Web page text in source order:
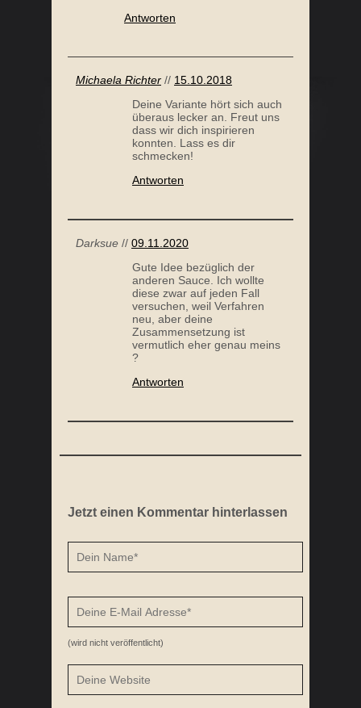
Antworten
Michaela Richter // 15.10.2018
Deine Variante hört sich auch
überaus lecker an. Freut uns
dass wir dich inspirieren
konnten. Lass es dir
schmecken!
Antworten
Darksue // 09.11.2020
Gute Idee bezüglich der
anderen Sauce. Ich wollte
diese zwar auf jeden Fall
versuchen, weil Verfahren
neu, aber deine
Zusammensetzung ist
vermutlich eher genau meins
?
Antworten
Jetzt einen Kommentar hinterlassen
(wird nicht veröffentlicht)